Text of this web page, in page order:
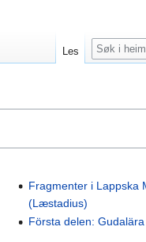
Fragmenter i Lappska
(Læstadius)
Första delen:
Les
Søk